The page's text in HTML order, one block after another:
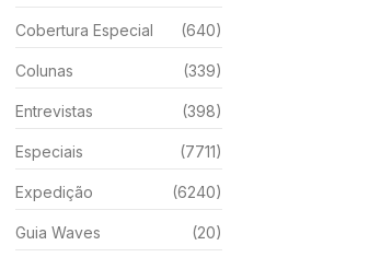
Cobertura Especial (640)
Colunas (339)
Entrevistas (398)
Especiais (7711)
Expedição (6240)
Guia Waves (20)